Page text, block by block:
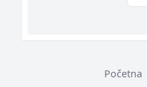
Početna